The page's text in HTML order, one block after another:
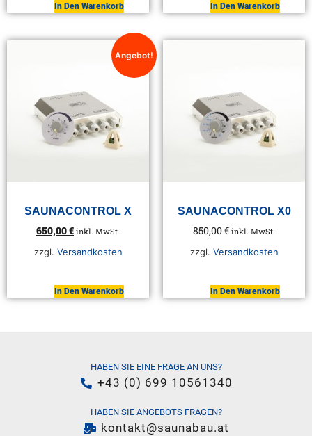
In Den Warenkorb In Den Warenkorb
Angebot!
SAUNACONTROL X
650,00€ inkl. MwSt.
zzgl. Versandkosten
In Den Warenkorb
SAUNACONTROL X0
850,00€ inkl. MwSt.
zzgl. Versandkosten
In Den Warenkorb
HABEN SIE EINE FRAGE AN UNS?
+43 (0) 699 10561340
HABEN SIE ANGEBOTS FRAGEN?
kontakt@saunabau.at